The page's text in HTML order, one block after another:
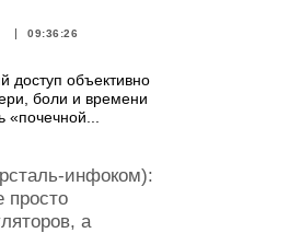
09:36:26
доступ объективно
боли и времени
инфоком):
просто
а